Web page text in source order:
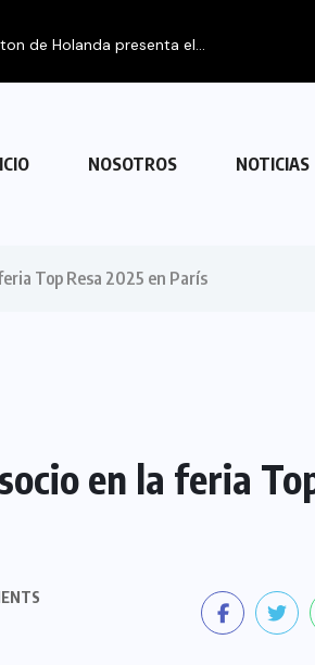
de Holanda presenta el...
NOSOTROS NOTICIAS
Top Resa 2025 en París
en la feria